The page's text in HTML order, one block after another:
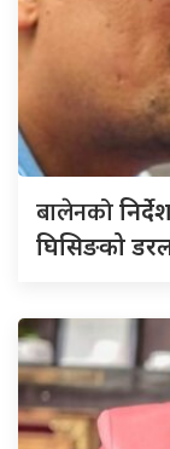
बालेनको
घिसिङको